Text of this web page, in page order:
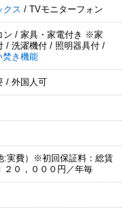
クス / TVモニターフォン
ン / 家具・家電付き ※家
/ 洗濯機付 / 照明器具付 /
焚き機能
/ 外国人可
:実費）※初回保証料：総賃
０，０００円／年毎